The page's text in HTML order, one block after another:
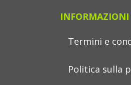
INFORMAZIONI
Termini e
Politica sulla